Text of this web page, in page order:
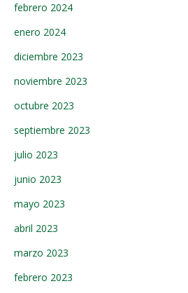
febrero 2024
enero 2024
diciembre 2023
noviembre 2023
octubre 2023
septiembre 2023
julio 2023
junio 2023
mayo 2023
abril 2023
marzo 2023
febrero 2023